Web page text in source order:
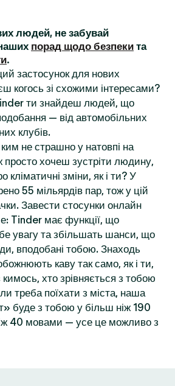
людей, не забувай
порад щодо безпеки та
.
застосунок для нових
когось зі схожими інтересами?
ти знайдеш людей, що
— від автомобільних
клубів.
не страшно у натовпі на
хочеш зустріти людину,
кліматичні зміни, як і ти? У
55 мільярдів пар, тож у цій
Завести стосунки онлайн
Tinder має функції, що
увагу та збільшать шанси, що
вподобані тобою. Знаходь
каву так само, як і ти,
хто зрівняється з тобою
треба поїхати з міста, наша
буде з тобою у більш ніж 190
40 мовами — усе це можливо з